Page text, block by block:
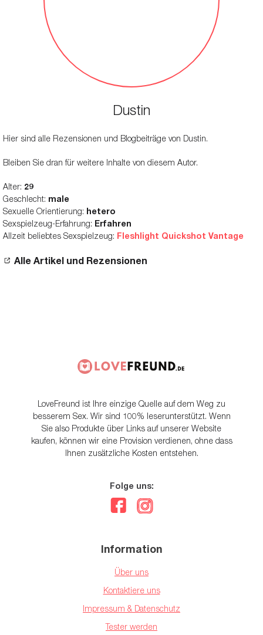
Dustin
Hier sind alle Rezensionen und Blogbeiträge von Dustin.
Bleiben Sie dran für weitere Inhalte von diesem Autor.
Alter: 29
Geschlecht: male
Sexuelle Orientierung: hetero
Sexspielzeug-Erfahrung: Erfahren
Allzeit beliebtes Sexspielzeug: Fleshlight Quickshot Vantage
Alle Artikel und Rezensionen
LoveFreund ist Ihre einzige Quelle auf dem Weg zu
besserem Sex. Wir sind 100% leserunterstützt. Wenn
Sie also Produkte über Links auf unserer Website
kaufen, können wir eine Provision verdienen, ohne dass
Ihnen zusätzliche Kosten entstehen.
Folge uns:
Information
Über uns
Kontaktiere uns
Impressum & Datenschutz
Tester werden